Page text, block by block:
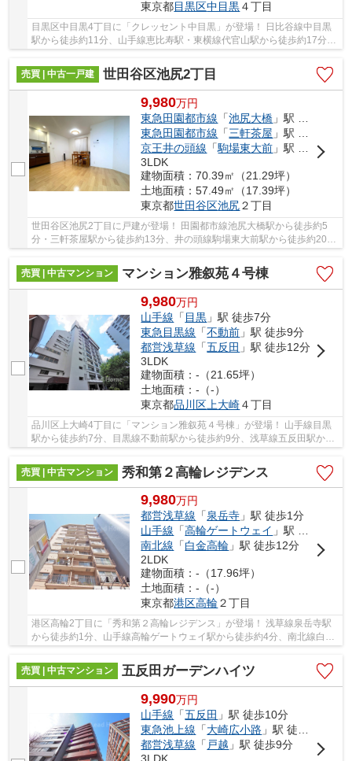
東京都目黒区中目黒４丁目
目黒区中目黒4丁目に「クレッセント中目黒」が登場！ 日比谷線中目黒
駅から徒歩約11分、山手線恵比寿駅・東横線代官山駅から徒歩約17分。
売買 | 中古一戸建
世田谷区池尻2丁目
9,980万円
東急田園都市線 「池尻大橋 」駅 徒歩5分
東急田園都市線 「三軒茶屋 」駅 徒歩13分
京王井の頭線 「駒場東大前 」駅 徒歩20分
3LDK
建物面積：70.39㎡（21.29坪）
土地面積：57.49㎡（17.39坪）
東京都世田谷区池尻２丁目
世田谷区池尻2丁目に戸建が登場！ 田園都市線池尻大橋駅から徒歩約5
分・三軒茶屋駅から徒歩約13分、井の頭線駒場東大前駅から徒歩約20
分！ 3路線3駅利用可能な大変便利な立地に位置し...
売買 | 中古マンション
マンション雅叙苑４号棟
9,980万円
山手線 「 目黒 」駅 徒歩7分
東急目黒線 「不動前 」駅 徒歩9分
都営浅草線 「五反田 」駅 徒歩12分
3LDK
建物面積：-（21.65坪）
土地面積：-（-）
東京都品川区 上大崎４丁目
品川区上大崎4丁目に「マンション雅叙苑４号棟」が登場！ 山手線目黒
駅から徒歩約7分、目黒線不動前駅から徒歩約9分、浅草線五反田駅から
徒歩約12分。 6路線3駅利用可能な大変便利な立...
売買 | 中古マンション
秀和第２高輪レジデンス
9,980万円
都営浅草線 「泉岳寺 」駅 徒歩1分
山手線 「高輪ゲートウェイ 」駅 徒歩4分
南北線 「白金高輪 」駅 徒歩12分
2LDK
建物面積：-（17.96坪）
土地面積：-（-）
東京都港区高輪 ２丁目
港区高輪2丁目に「秀和第２高輪レジデンス」が登場！ 浅草線泉岳寺駅
から徒歩約1分、山手線高輪ゲートウェイ駅から徒歩約4分、南北線白金
売買 | 中古マンション
五反田ガーデンハイツ
9,990万円
山手線 「五反田 」駅 徒歩10分
東急池上線 「大崎広小路 」駅 徒歩8分
都営浅草線 「 戸越 」駅 徒歩9分